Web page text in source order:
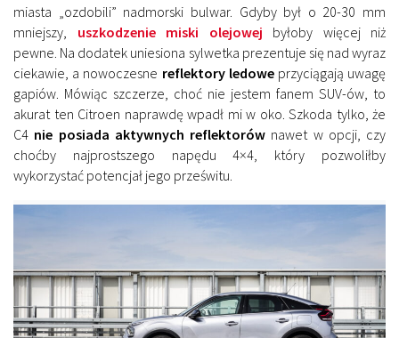
miasta „ozdobili” nadmorski bulwar. Gdyby był o 20-30 mm
mniejszy, uszkodzenie miski olejowej byłoby więcej niż
pewne. Na dodatek uniesiona sylwetka prezentuje się nad wyraz
ciekawie, a nowoczesne reflektory ledoweprzyciągają uwagę
gapiów. Mówiąc szczerze, choć nie jestem fanem SUV-ów, to
akurat ten Citroen naprawdę wpadł mi w oko. Szkoda tylko, że
C4 nie posiada aktywnych reflektorów nawet w opcji, czy
choćby najprostszego napędu 4×4, który pozwoliłby
wykorzystać potencjał jego prześwitu.